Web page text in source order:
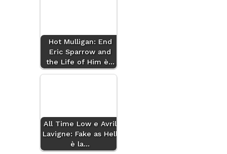
Hot Mulligan: End
Eric Sparrow and
the Life of Him è…
All Time Low e Avril
Lavigne: Fake as Hell
è la…